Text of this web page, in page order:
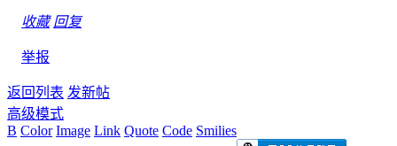
收藏 回复
举报
返回列表 发新帖
高级模式
B Color Image Link Quote Code Smilies